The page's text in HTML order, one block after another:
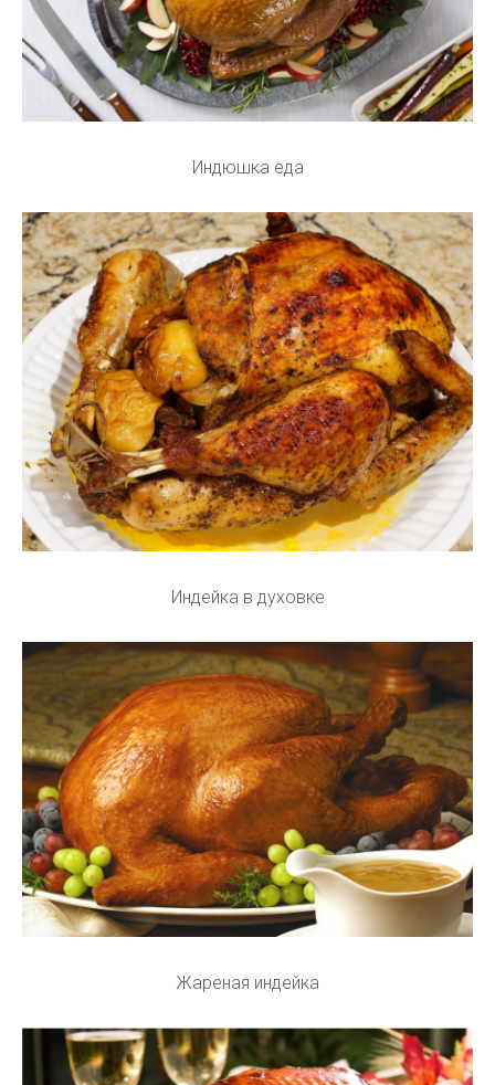
Индюшка еда
Индейка в духовке
Жареная индейка